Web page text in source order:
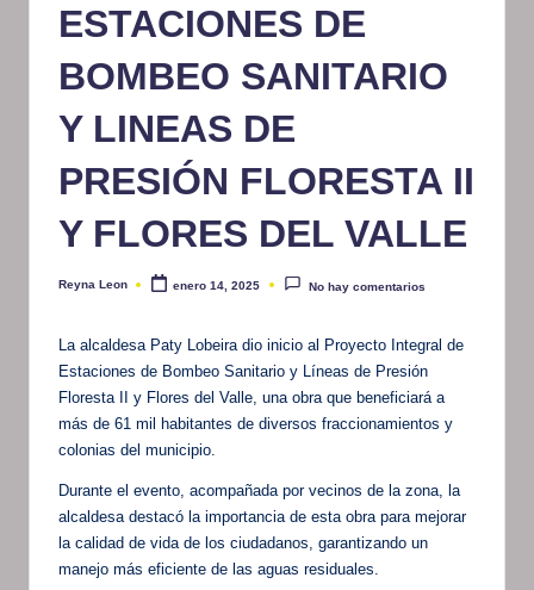
ESTACIONES DE
BOMBEO SANITARIO
Y LINEAS DE
PRESIÓN FLORESTA II
Y FLORES DEL VALLE
Publicado
Reyna Leon enero 14, 2025 No hay comentarios
La alcaldesa Paty Lobeira dio inicio al Proyecto Integral de
Estaciones de Bombeo Sanitario y Líneas de Presión
Floresta II y Flores del Valle, una obra que beneficiará a
más de 61 mil habitantes de diversos fraccionamientos y
colonias del municipio.
Durante el evento, acompañada por vecinos de la zona, la
alcaldesa destacó la importancia de esta obra para mejorar
la calidad de vida de los ciudadanos, garantizando un
manejo más eficiente de las aguas residuales.